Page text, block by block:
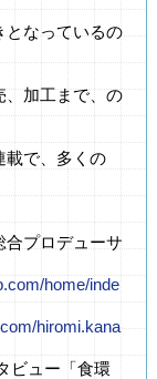
となっているの
、加工まで、の
載で、多くの
合プロデューサ
home/inde
hiromi.kana
ビュー「食環